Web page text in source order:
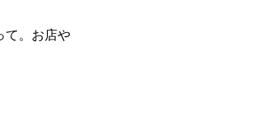
て。お店や